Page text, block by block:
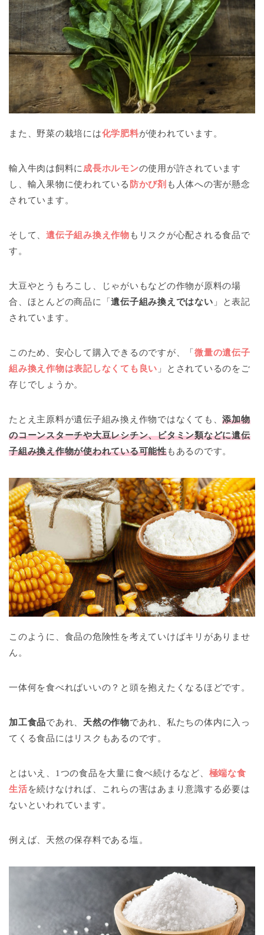
また、野菜の栽培には化学肥料が使われています。
輸入牛肉は飼料に 成長ホルモンの使用が許されています
し、輸入果物に使われている 防かび剤 も人体への害が懸念
されています。
そして、遺伝子組み換え作物 もリスクが心配される食品で
す。
大豆やとうもろこし、じゃがいもなどの作物が原料の場
合、ほとんどの商品に「遺伝子組み換えではない 」と表記
されています。
このため、安心して購入できるのですが、「微量の遺伝子
組み換え作物は表記しなくても良い 」とされているのをご
存じでしょうか。
たとえ主原料が遺伝子組み換え作物ではなくても、添加物
のコーンスターチや大豆レシチン、ビタミン類などに遺伝
子組み換え作物が使われている可能性もあるのです。
このように、食品の危険性を考えていけばキリがありませ
ん。
一体何を食べればいいの？と頭を抱えたくなるほどです。
加工食品であれ、 天然の作物であれ、私たちの体内に入っ
てくる食品にはリスクもあるのです。
とはいえ、1つの食品を大量に食べ続けるなど、 極端な食
生活を続けなければ、これらの害はあまり意識する必要は
ないといわれています。
例えば、天然の保存料である塩。